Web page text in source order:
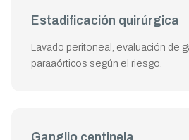
Estadificación quirúrgica
Lavado peritoneal, evaluación de
paraaórticos según el riesgo.